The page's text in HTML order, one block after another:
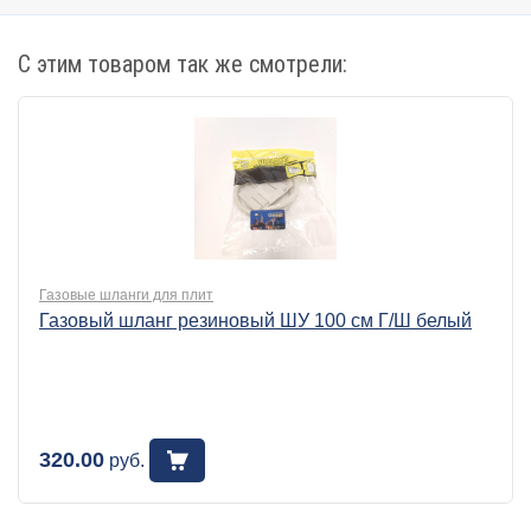
С этим товаром так же смотрели:
Газовые шланги для плит
Газовый шланг резиновый ШУ 100 см Г/Ш белый
320.00 руб.